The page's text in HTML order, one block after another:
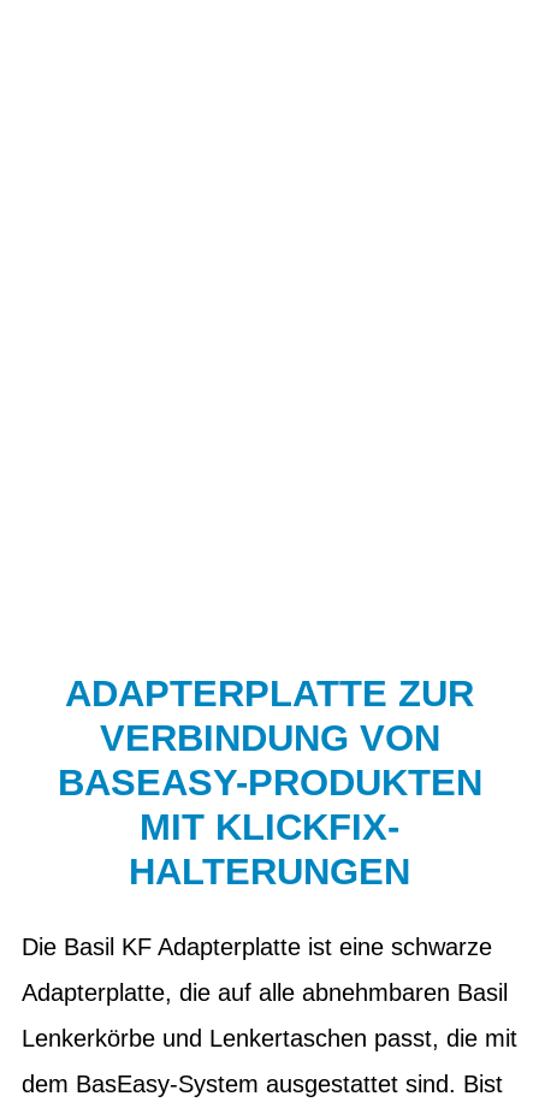
ADAPTERPLATTE ZUR
VERBINDUNG VON
BASEASY-PRODUKTEN
MIT KLICKFIX-
HALTERUNGEN
Die Basil KF Adapterplatte ist eine schwarze
Adapterplatte, die auf alle abnehmbaren Basil
Lenkerkörbe und Lenkertaschen passt, die mit
dem BasEasy-System ausgestattet sind. Bist